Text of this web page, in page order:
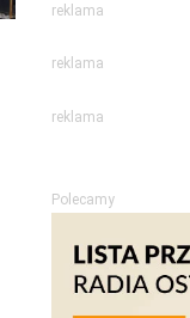
reklama
reklama
reklama
Polecamy